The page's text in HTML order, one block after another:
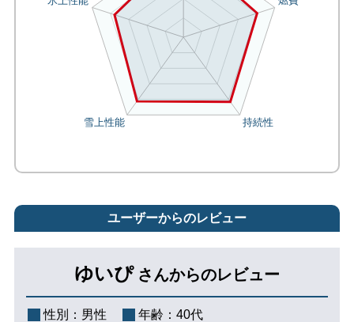
ユーザーからのレビュー
ゆいぴ さんからのレビュー
性別： 男性 年齢： 40代